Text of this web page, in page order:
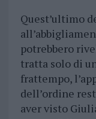
Quest’ultimo
potrebbero
tratta solo di
frattempo,
dell’ordine
aver visto